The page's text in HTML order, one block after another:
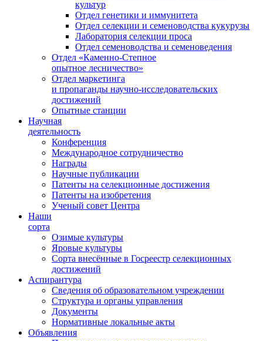
культур
Отдел генетики и иммунитета
Отдел селекции и семеноводства кукурузы
Лаборатория селекции проса
Отдел семеноводства и семеноведения
Отдел «Каменно-Степное
опытное лесничество»
Отдел маркетинга
и пропаганды научно-исследовательских
достижений
Опытные станции
Научная
деятельность
Конференция
Международное сотрудничество
Награды
Научные публикации
Патенты на селекционные достижения
Патенты на изобретения
Ученый совет Центра
Наши
сорта
Озимые культуры
Яровые культуры
Сорта внесённые в Госреестр селекционных
достижений
Аспирантура
Сведения об образовательном учреждении
Структура и органы управления
Документы
Нормативные локальные акты
Объявления